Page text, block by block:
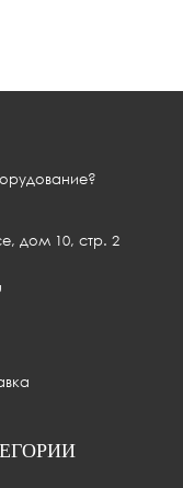
дом 10, стр. 2